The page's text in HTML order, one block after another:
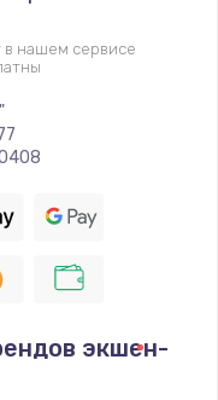
в нашем сервисе
экшен-